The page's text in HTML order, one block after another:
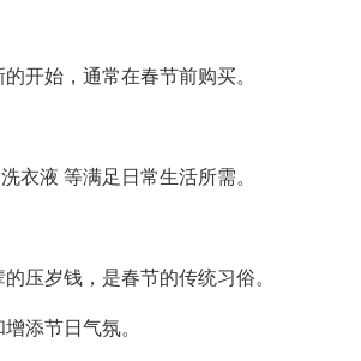
开始，通常在春节前购买。
衣液 等满足日常生活所需。
压岁钱，是春节的传统习俗。
添节日气氛。